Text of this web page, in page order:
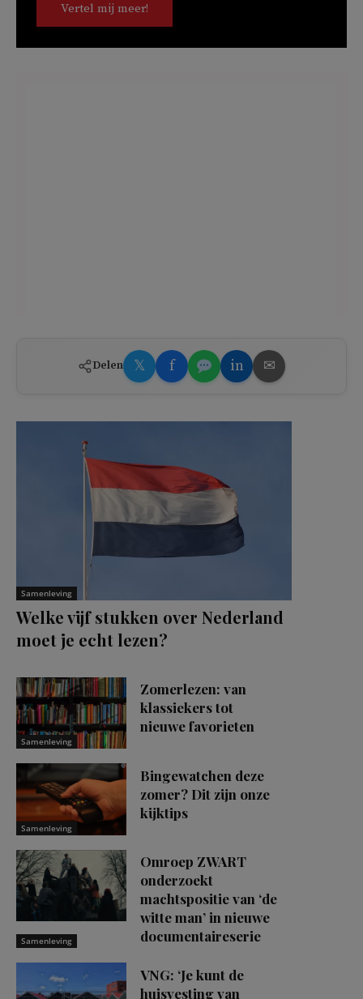
Vertel mij meer!
Delen 𝕏 f in ✉
Samenleving
Welke vijf stukken over Nederland
moet je echt lezen?
Samenleving
Zomerlezen: van
klassiekers tot
nieuwe favorieten
Samenleving
Bingewatchen deze
zomer? Dit zijn onze
kijktips
Samenleving
Omroep ZWART
onderzoekt
machtspositie van ‘de
witte man’ in nieuwe
documentaireserie
VNG: ‘Je kunt de
huisvesting van